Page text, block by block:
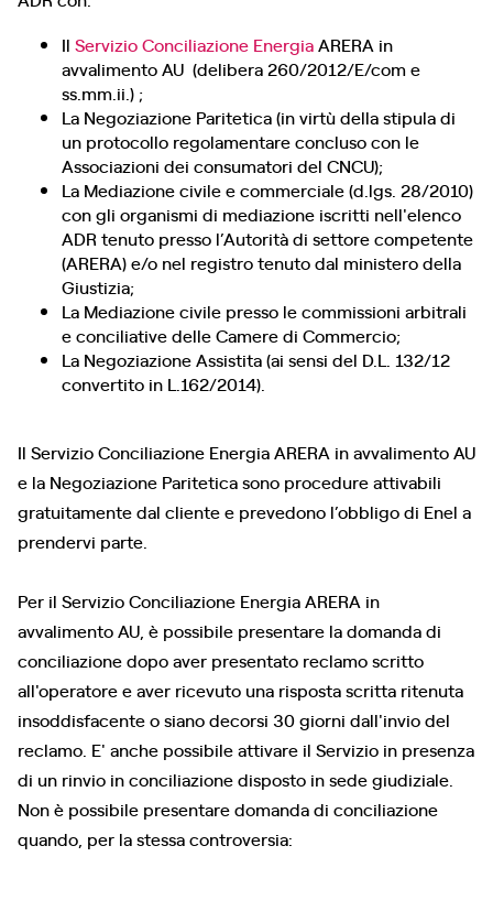
Il Servizio Conciliazione EnergiaARERA in
avvalimento AU (delibera 260/2012/E/com e
ss.mm.ii.) ;
La Negoziazione Paritetica (in virtù della stipula di
un protocollo regolamentare concluso con le
Associazioni dei consumatori del CNCU);
La Mediazione civile e commerciale (d.lgs. 28/2010)
con gli organismi di mediazione iscritti nell'elenco
ADR tenuto presso l’Autorità di settore competente
(ARERA) e/o nel registro tenuto dal ministero della
Giustizia;
La Mediazione civile presso le commissioni arbitrali
e conciliative delle Camere di Commercio;
La Negoziazione Assistita (ai sensi del D.L. 132/12
convertito in L.162/2014).
Il Servizio Conciliazione Energia ARERA in avvalimento AU
e la Negoziazione Paritetica sono procedure attivabili
gratuitamente dal cliente e prevedono l’obbligo di Enel a
prendervi parte.
Per il Servizio Conciliazione Energia ARERA in
avvalimento AU, è possibile presentare la domanda di
conciliazione dopo aver presentato reclamo scritto
all'operatore e aver ricevuto una risposta scritta ritenuta
insoddisfacente o siano decorsi 30 giorni dall'invio del
reclamo. E' anche possibile attivare il Servizio in presenza
di un rinvio in conciliazione disposto in sede giudiziale.
Non è possibile presentare domanda di conciliazione
quando, per la stessa controversia: